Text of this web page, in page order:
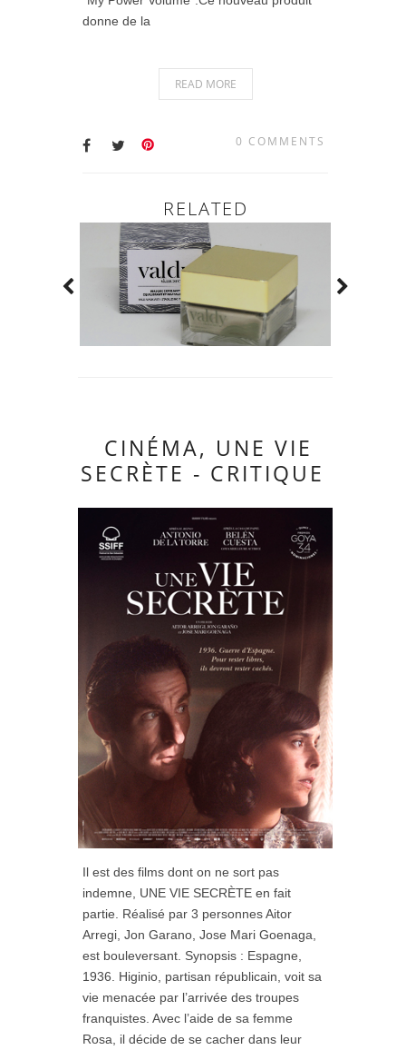
donne de la
READ MORE
0 COMMENTS
RELATED
CINÉMA, UNE VIE
SECRÈTE - CRITIQUE
Il est des films dont on ne sort pas
indemne, UNE VIE SECRÈTE en fait
partie. Réalisé par 3 personnes Aitor
Arregi, Jon Garano, Jose Mari Goenaga,
est bouleversant. Synopsis : Espagne,
1936. Higinio, partisan républicain, voit sa
vie menacée par l’arrivée des troupes
franquistes. Avec l’aide de sa femme
Rosa, il décide de se cacher dans leur